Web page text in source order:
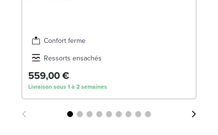
Confort ferme
Ressorts ensachés
559,00 €
Livraison sous 1 à 2 semaines